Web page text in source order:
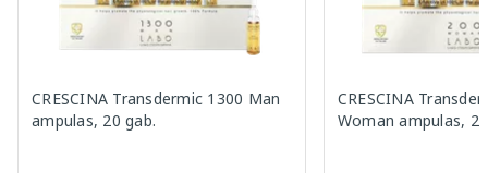
CRESCINA Transdermic 1300 Man
ampulas, 20 gab.
CRESCINA
Woman ampulas,